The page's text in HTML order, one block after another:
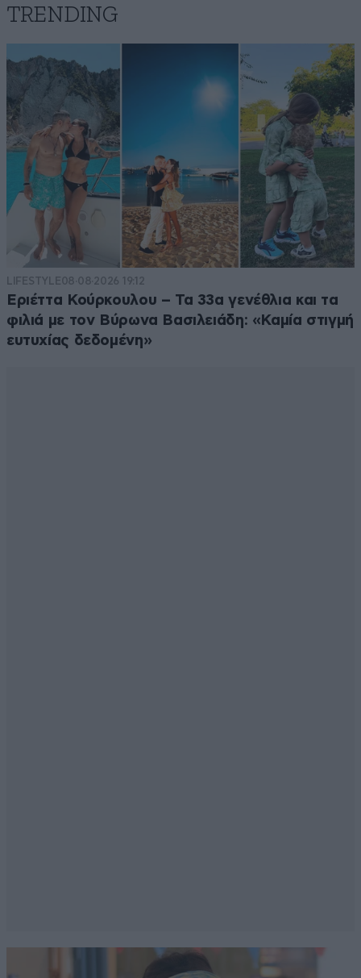
TRENDING
LIFESTYLE08·08·2026 19:12
Εριέττα Κούρκουλου – Τα 33α γενέθλια και τα
φιλιά με τον Βύρωνα Βασιλειάδη: «Καμία στιγμή
ευτυχίας δεδομένη»